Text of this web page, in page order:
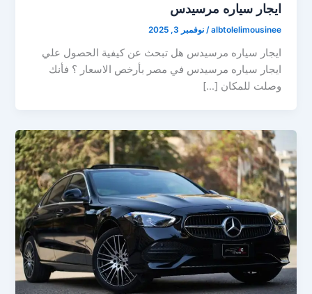
ايجار سياره مرسيدس
albtolelimousinee
/نوفمبر 3, 2025
ايجار سياره مرسيدس هل تبحث عن كيفية الحصول علي
ايجار سياره مرسيدس في مصر بأرخص الاسعار ؟ فأنك
وصلت للمكان […]